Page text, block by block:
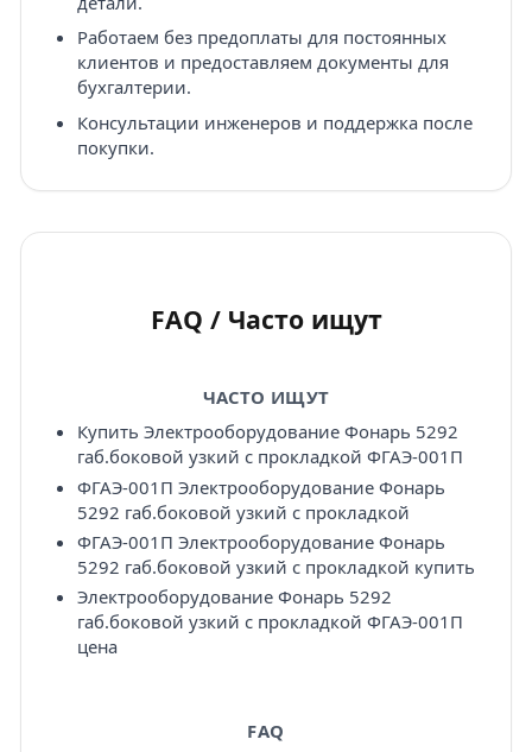
Работаем без предоплаты для постоянных
клиентов и предоставляем документы для
бухгалтерии.
Консультации инженеров и поддержка после
покупки.
FAQ / Часто ищут
ЧАСТО ИЩУТ
Купить Электрооборудование Фонарь 5292
габ.боковой узкий с прокладкой ФГАЭ-001П
ФГАЭ-001П Электрооборудование Фонарь
5292 габ.боковой узкий с прокладкой
ФГАЭ-001П Электрооборудование Фонарь
5292 габ.боковой узкий с прокладкой купить
Электрооборудование Фонарь 5292
габ.боковой узкий с прокладкой ФГАЭ-001П
цена
FAQ